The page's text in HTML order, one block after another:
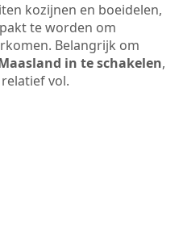
kozijnen en boeidelen,
te worden om
Belangrijk om
in te schakelen,
vol.